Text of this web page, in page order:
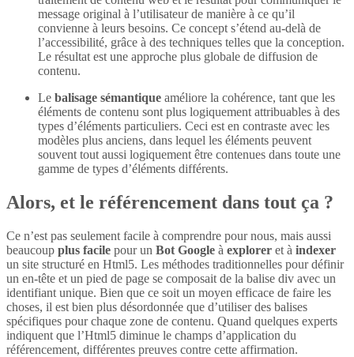
message original à l’utilisateur de manière à ce qu’il
convienne à leurs besoins. Ce concept s’étend au-delà de
l’accessibilité, grâce à des techniques telles que la conception.
Le résultat est une approche plus globale de diffusion de
contenu.
Le balisage sémantique améliore la cohérence, tant que les
éléments de contenu sont plus logiquement attribuables à des
types d’éléments particuliers. Ceci est en contraste avec les
modèles plus anciens, dans lequel les éléments peuvent
souvent tout aussi logiquement être contenues dans toute une
gamme de types d’éléments différents.
Alors, et le référencement dans tout ça ?
Ce n’est pas seulement facile à comprendre pour nous, mais aussi
beaucoup plus facile pour un Bot Google à explorer et à indexer
un site structuré en Html5. Les méthodes traditionnelles pour définir
un en-tête et un pied de page se composait de la balise div avec un
identifiant unique. Bien que ce soit un moyen efficace de faire les
choses, il est bien plus désordonnée que d’utiliser des balises
spécifiques pour chaque zone de contenu. Quand quelques experts
indiquent que l’Html5 diminue le champs d’application du
référencement, différentes preuves contre cette affirmation.